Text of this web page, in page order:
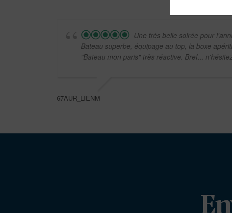
Une très belle soirée pour
Bateau superbe, équipage au top, la boxe
"Bateau mon paris" très réactive. Bref...
67AUR_LIENM